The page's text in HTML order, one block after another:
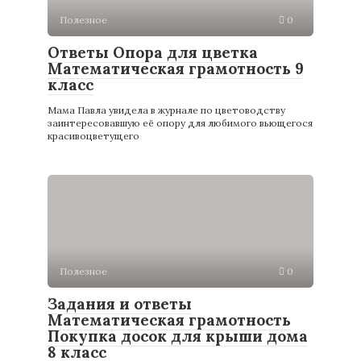
Полезное 0
Ответы Опора для цветка
Математическая грамотность 9
класс
Мама Павла увидела в журнале по цветоводству
заинтересовавшую её опору для любимого вьющегося
красивоцветущего
Полезное 0
Задания и ответы
Математическая грамотность
Покупка досок для крыши дома
8 класс